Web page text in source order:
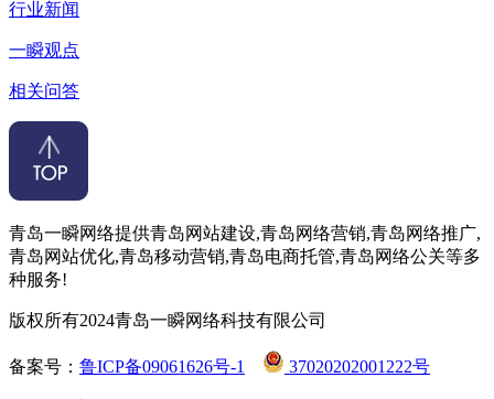
行业新闻
一瞬观点
相关问答
青岛一瞬网络提供青岛网站建设,青岛网络营销,青岛网络推广,
青岛网站优化,青岛移动营销,青岛电商托管,青岛网络公关等多
种服务!
版权所有2024青岛一瞬网络科技有限公司
备案号： 鲁ICP备09061626号-1 37020202001222号